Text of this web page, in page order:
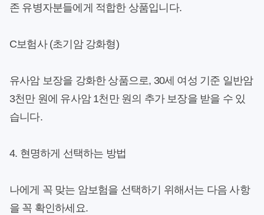
존 유병자분들에게 적합한 상품입니다.
C보험사 (초기암 강화형)
유사암 보장을 강화한 상품으로, 30세 여성 기준 일반암
3천만 원에 유사암 1천만 원의 추가 보장을 받을 수 있
습니다.
4. 현명하게 선택하는 방법
나에게 꼭 맞는 암보험을 선택하기 위해서는 다음 사항
을 꼭 확인하세요.